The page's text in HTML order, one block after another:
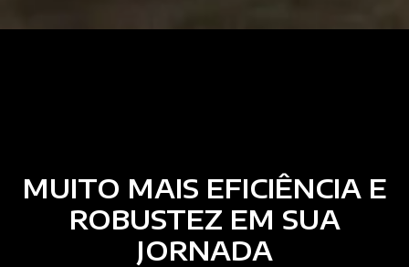
MUITO MAIS EFICIÊNCIA E
ROBUSTEZ EM SUA
JORNADA